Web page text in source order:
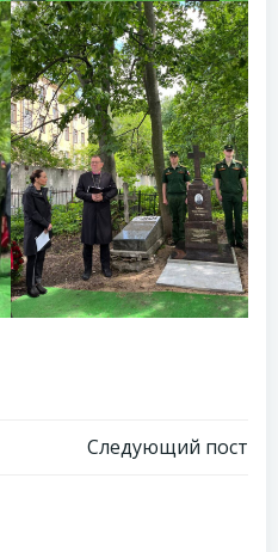
Навигация
Следующий пост